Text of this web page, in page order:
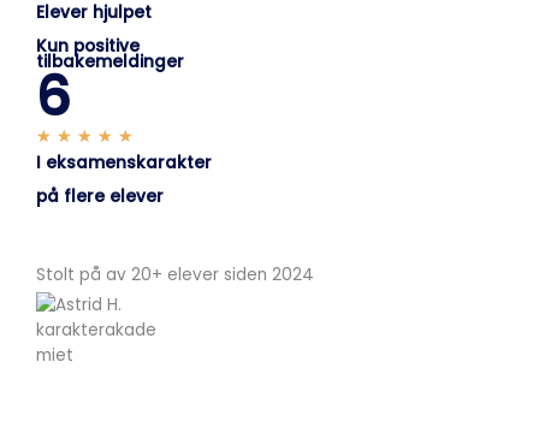
a
e
u
t
5
Elever hjulpet
Kun positive
tilbakemeldinger
6
★ ★ ★ ★ ★
a
t
I eksamenskarakter
på flere elever
Stolt på av 20+ elever siden 2024